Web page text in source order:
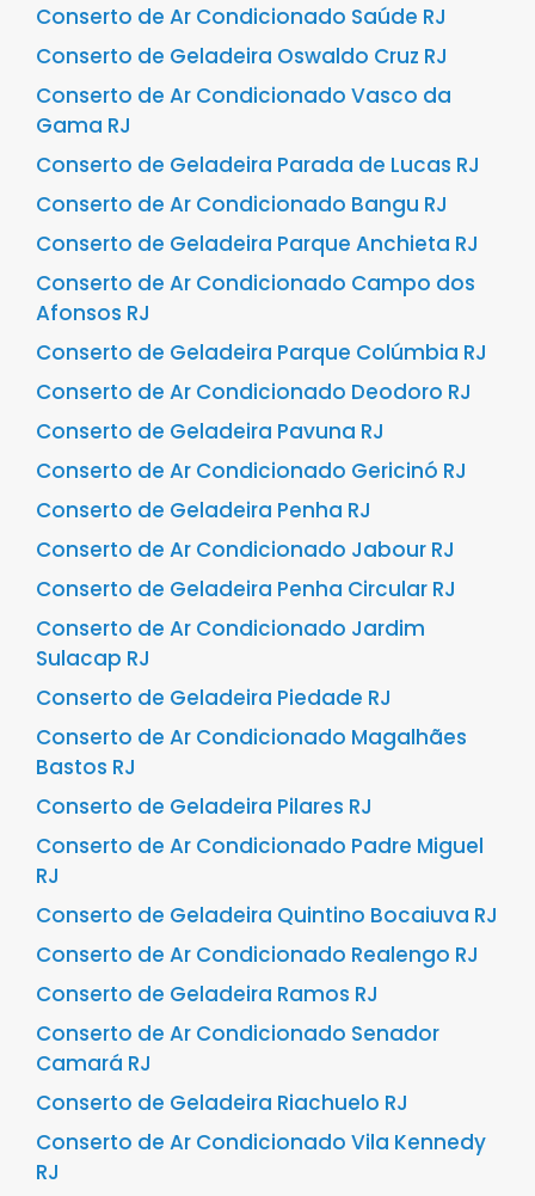
Conserto de Ar Condicionado Saúde RJ
Conserto de Geladeira Oswaldo Cruz RJ
Conserto de Ar Condicionado Vasco da
Gama RJ
Conserto de Geladeira Parada de Lucas RJ
Conserto de Ar Condicionado Bangu RJ
Conserto de Geladeira Parque Anchieta RJ
Conserto de Ar Condicionado Campo dos
Afonsos RJ
Conserto de Geladeira Parque Colúmbia RJ
Conserto de Ar Condicionado Deodoro RJ
Conserto de Geladeira Pavuna RJ
Conserto de Ar Condicionado Gericinó RJ
Conserto de Geladeira Penha RJ
Conserto de Ar Condicionado Jabour RJ
Conserto de Geladeira Penha Circular RJ
Conserto de Ar Condicionado Jardim
Sulacap RJ
Conserto de Geladeira Piedade RJ
Conserto de Ar Condicionado Magalhães
Bastos RJ
Conserto de Geladeira Pilares RJ
Conserto de Ar Condicionado Padre Miguel
RJ
Conserto de Geladeira Quintino Bocaiuva RJ
Conserto de Ar Condicionado Realengo RJ
Conserto de Geladeira Ramos RJ
Conserto de Ar Condicionado Senador
Camará RJ
Conserto de Geladeira Riachuelo RJ
Conserto de Ar Condicionado Vila Kennedy
RJ